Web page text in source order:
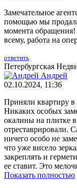
Замечательное
помощью мы
момента обращения!
всему, работа на
ответить
Петербургская
Андрей
02.10.2024, 11:36
Приняли квартиру в
Никаких особых
окалины на плитке
отреставрировали.
ничего особо не
что уже висело
закреплять и
ее ставит. Это
Показать полностью